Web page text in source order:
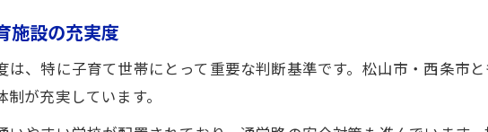
施設の充実度
、特に子育て世帯にとって重要な判断基準です。松山市・西条市
が充実しています。